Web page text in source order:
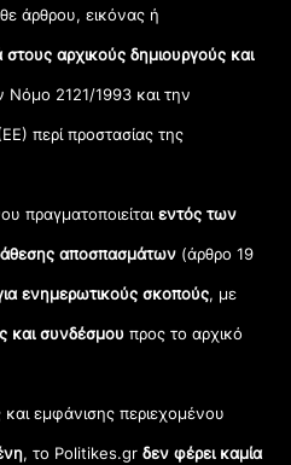
άρθρου, εικόνας ή
αρχικούς δημιουργούς και
2121/1993 και την
περί προστασίας της
πραγματοποιείταιεντός των
αποσπασμάτων (άρθρο 19
ενημερωτικούς σκοπούς, με
και συνδέσμου προς το αρχικό
και εμφάνισης περιεχομένου
, το Politikes.grδεν φέρει καμία